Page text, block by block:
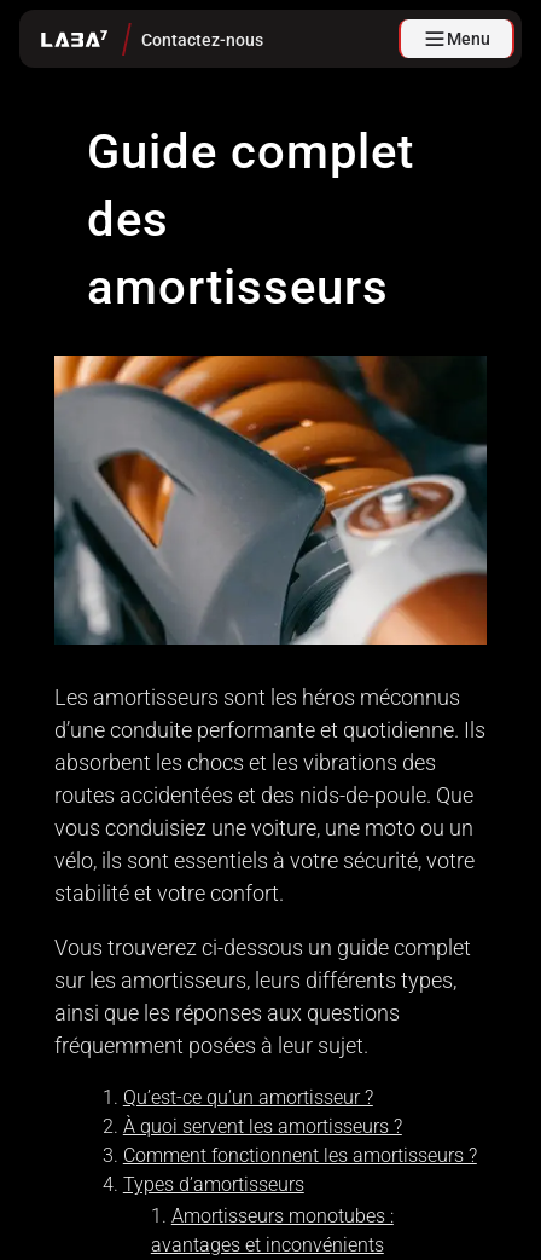
Contactez-nous Menu
Guide complet
des
amortisseurs
Les amortisseurs sont les héros méconnus
d’une conduite performante et quotidienne. Ils
absorbent les chocs et les vibrations des
routes accidentées et des nids-de-poule. Que
vous conduisiez une voiture, une moto ou un
vélo, ils sont essentiels à votre sécurité, votre
stabilité et votre confort.
Vous trouverez ci-dessous un guide complet
sur les amortisseurs, leurs différents types,
ainsi que les réponses aux questions
fréquemment posées à leur sujet.
Qu’est-ce qu’un amortisseur ?
À quoi servent les amortisseurs ?
Comment fonctionnent les amortisseurs ?
Types d’amortisseurs
Amortisseurs monotubes :
avantages et inconvénients